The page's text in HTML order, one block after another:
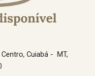
Cuiabá - MT,